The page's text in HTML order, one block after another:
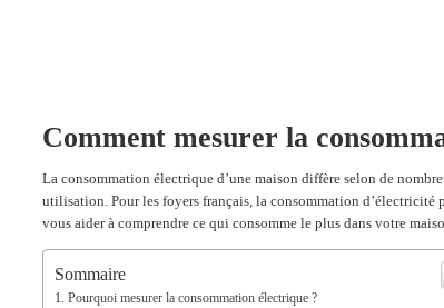
Comment mesurer la
La consommation électrique d’une maison diffère selon de
utilisation. Pour les foyers français, la consommation d’électricité
vous aider à comprendre ce qui consomme le plus dans votre
Sommaire
Pourquoi mesurer la consommation électrique ?